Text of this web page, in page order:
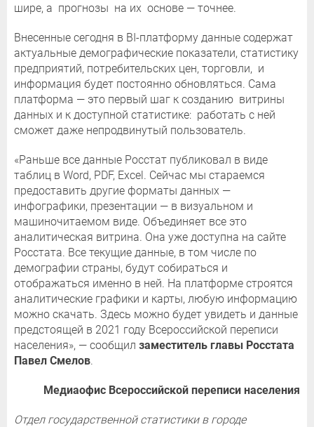
шире, а прогнозы на их основе — точнее.
Внесенные сегодня в BI-платформу данные содержат
актуальные демографические показатели, статистику
предприятий, потребительских цен, торговли, и
информация будет постоянно обновляться. Сама
платформа — это первый шаг к созданию витрины
данных и к доступной статистике: работать с ней
сможет даже непродвинутый пользователь.
«Раньше все данные Росстат публиковал в виде
таблиц в Word, PDF, Exсel. Сейчас мы стараемся
предоставить другие форматы данных —
инфографики, презентации — в визуальном и
машиночитаемом виде. Объединяет все это
аналитическая витрина. Она уже доступна на сайте
Росстата. Все текущие данные, в том числе по
демографии страны, будут собираться и
отображаться именно в ней. На платформе строятся
аналитические графики и карты, любую информацию
можно скачать. Здесь можно будет увидеть и данные
предстоящей в 2021 году Всероссийской переписи
населения», — сообщил заместитель главы Росстата
Павел Смелов.
Медиаофис Всероссийской переписи населения
Отдел государственной статистики в городе